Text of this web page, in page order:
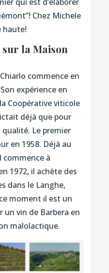
Chez Michele
haute!
sur la Maison
commence en
expérience en
Coopérative viticole
déjà que pour
Le premier
en 1958. Déjà au
commence à
1972, il achète des
dans le Langhe,
moment il est un
un vin de Barbera en
malolactique.